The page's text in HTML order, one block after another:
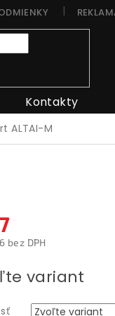
Kontakty
ALTAI-M
bez DPH
variant